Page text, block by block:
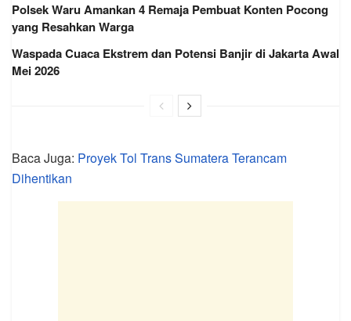
Polsek Waru Amankan 4 Remaja Pembuat Konten Pocong
yang Resahkan Warga
Waspada Cuaca Ekstrem dan Potensi Banjir di Jakarta Awal
Mei 2026
Baca Juga: Proyek Tol Trans Sumatera Terancam
Dihentikan